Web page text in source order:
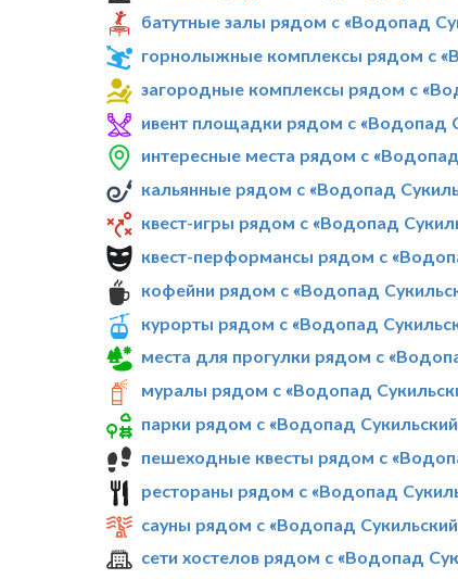
батутные залы рядом с «Водопад
горнолыжные комплексы рядом с
загородные комплексы рядом с
ивент площадки рядом с «Водопад
интересные места рядом с
кальянные рядом с «Водопад
квест-игры рядом с «Водопад
квест-перформансы рядом с
кофейни рядом с «Водопад
курорты рядом с «Водопад
места для прогулки рядом с
муралы рядом с «Водопад
парки рядом с «Водопад
пешеходные квесты рядом с
рестораны рядом с «Водопад
сауны рядом с «Водопад
сети хостелов рядом с «Водопад